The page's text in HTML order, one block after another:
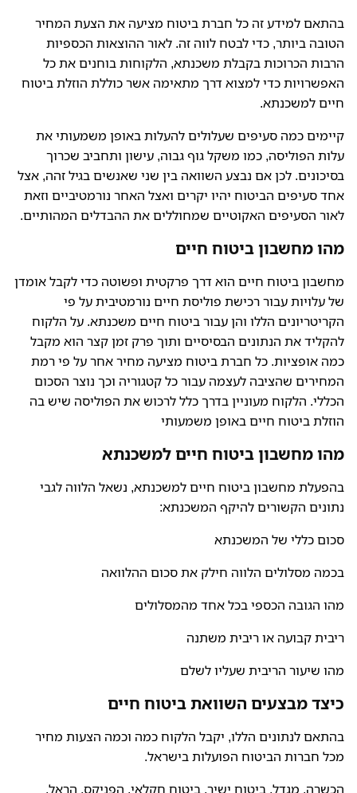
בהתאם למידע זה כל חברת ביטוח מציעה את הצעת המחיר
הטובה ביותר, כדי לבטח לווה זה. לאור ההוצאות הכספיות
הרבות הכרוכות בקבלת משכנתא, הלקוחות בוחנים את כל
האפשרויות כדי למצוא דרך מתאימה אשר כוללת הוזלת ביטוח
חיים למשכנתא.
קיימים כמה סעיפים שעלולים להעלות באופן משמעותי את
עלות הפוליסה, כמו משקל גוף גבוה, עישון ותחביב שכרוך
בסיכונים. לכן אם נבצע השוואה בין שני שאנשים בגיל זהה, אצל
אחד סעיפים הביטוח יהיו יקרים ואצל האחר נורמטיביים וזאת
לאור הסעיפים האקוטיים שמחוללים את ההבדלים המהותיים.
מהו מחשבון ביטוח חיים
מחשבון ביטוח חיים הוא דרך פרקטית ופשוטה כדי לקבל אומדן
של עלויות עבור רכישת פוליסת חיים נורמטיבית על פי
הקריטריונים הללו והן עבור ביטוח חיים משכנתא. על הלקוח
להקליד את הנתונים הבסיסיים ותוך פרק זמן קצר הוא מקבל
כמה אופציות. כל חברת ביטוח מציעה מחיר אחר על פי רמת
המחירים שהציבה לעצמה עבור כל קטגוריה וכך נוצר הסכום
הכללי. הלקוח מעוניין בדרך כלל לרכוש את הפוליסה שיש בה
הוזלת ביטוח חיים באופן משמעותי
מהו מחשבון ביטוח חיים למשכנתא
בהפעלת מחשבון ביטוח חיים למשכנתא, נשאל הלווה לגבי
נתונים הקשורים להיקף המשכנתא:
סכום כללי של המשכנתא
בכמה מסלולים הלווה חילק את סכום ההלוואה
מהו הגובה הכספי בכל אחד מהמסלולים
ריבית קבועה או ריבית משתנה
מהו שיעור הריבית שעליו לשלם
כיצד מבצעים השוואת ביטוח חיים
בהתאם לנתונים הללו, יקבל הלקוח כמה וכמה הצעות מחיר
מכל חברות הביטוח הפועלות בישראל.
הכשרה, מגדל, ביטוח ישיר, ביטוח חקלאי, הפניקס, הראל,